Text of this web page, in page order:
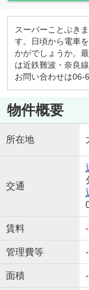
スーパーことぶき
す。日頃から電車
かがでしょうか。
は近鉄難波・奈良
お問い合わせは06-
物件概要
所在地
交通
賃料 -
管理費等 -
面積 -